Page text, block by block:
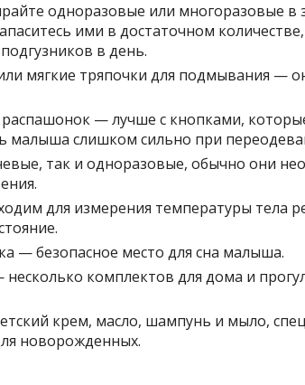
одноразовые или многоразовые в
ими в достаточном
в день.
мягкие тряпочки для подмывания —
— лучше с кнопками,
малыша слишком сильно при
так и одноразовые, обычно они
для измерения температуры тела
— безопасное место для сна малыша.
комплектов для дома и
крем, масло, шампунь и мыло,
новорожденных.